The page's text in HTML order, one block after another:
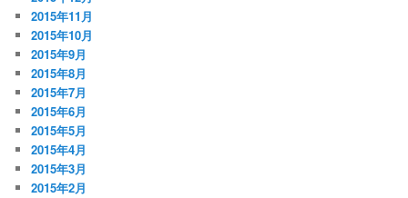
2015年11月
2015年10月
2015年9月
2015年8月
2015年7月
2015年6月
2015年5月
2015年4月
2015年3月
2015年2月